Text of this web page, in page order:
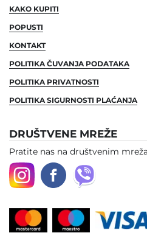
KAKO KUPITI
POPUSTI
KONTAKT
POLITIKA ČUVANJA PODATAKA
POLITIKA PRIVATNOSTI
POLITIKA SIGURNOSTI PLAĆANJA
DRUŠTVENE MREŽE
Pratite nas na društvenim